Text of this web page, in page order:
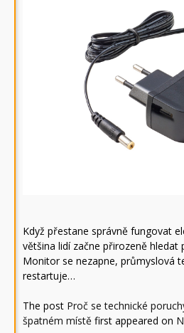
Když přestane správně fungovat
většina lidí začne přirozeně hledat
Monitor se nezapne, průmyslová
restartuje…
The post Proč se technické
špatném místě first appeared on